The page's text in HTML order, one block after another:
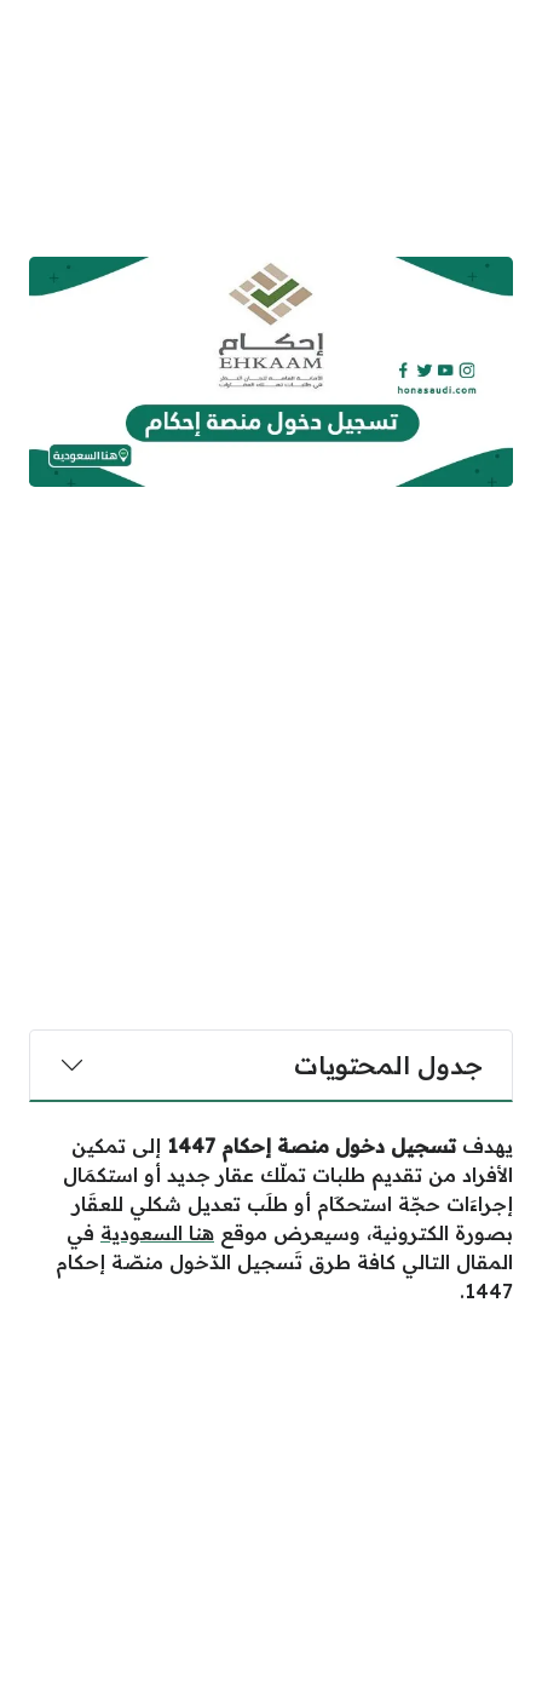
جدول المحتويات
يهدف تسجيل دخول منصة إحكام 1447
إلى تمكين
الأفراد من تقديم طلبات تملّك عقار جديد أو استكمَال
إجراءَات حجّة استحكَام أو طلَب تعديل شكلي للعقَار
بصورة الكترونية، وسيعرض موقع هنا السعودية في
المقال التالي كافة طرق تَسجيل الدّخول منصّة إحكام
1447.